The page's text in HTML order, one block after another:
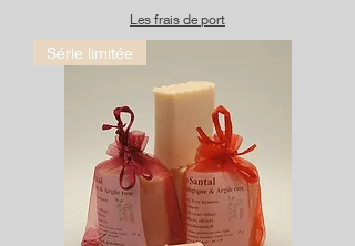
Les frais de port
Série limitée